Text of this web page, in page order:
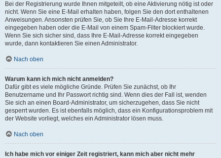
Bei der Registrierung wurde Ihnen mitgeteilt, ob eine Aktivierung nötig ist oder
nicht. Wenn Sie eine E-Mail erhalten haben, folgen Sie den dort enthaltenen
Anweisungen. Ansonsten prüfen Sie, ob Sie Ihre E-Mail-Adresse korrekt
eingegeben haben oder die E-Mail von einem Spam-Filter blockiert wurde.
Wenn Sie sich sicher sind, dass Ihre E-Mail-Adresse korrekt eingegeben
wurde, dann kontaktieren Sie einen Administrator.
Nach oben
Warum kann ich mich nicht anmelden?
Dafür gibt es viele mögliche Gründe. Prüfen Sie zunächst, ob Ihr
Benutzername und Ihr Passwort richtig sind. Wenn dies der Fall ist, wenden
Sie sich an einen Board-Administrator, um sicherzugehen, dass Sie nicht
gesperrt wurden. Es ist ebenfalls möglich, dass ein Konfigurationsproblem mit
der Website vorliegt, welches ein Administrator lösen muss.
Nach oben
Ich habe mich vor einiger Zeit registriert, kann mich aber nicht mehr